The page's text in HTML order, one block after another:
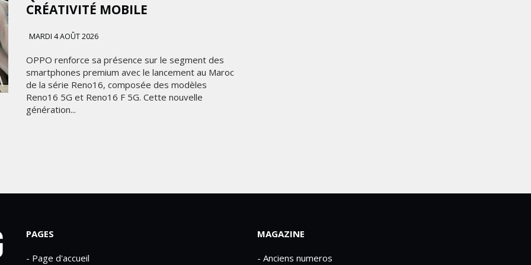
CRÉATIVITÉ MOBILE
MARDI 4 AOÛT 2026
OPPO renforce sa présence sur le segment des
smartphones premium avec le lancement au Maroc
de la série Reno16, composée des modèles
Reno16 5G et Reno16 F 5G. Cette nouvelle
génération...
PAGES
- Page d'accueil
MAGAZINE
- Anciens numeros